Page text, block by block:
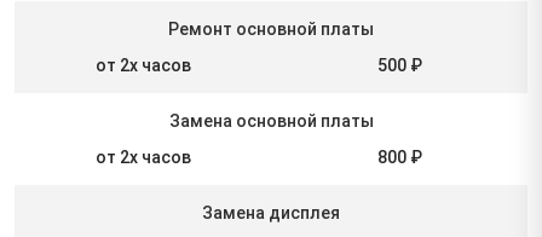
Ремонт основной платы
от 2х часов
500 ₽
Замена основной платы
от 2х часов
800 ₽
Замена дисплея